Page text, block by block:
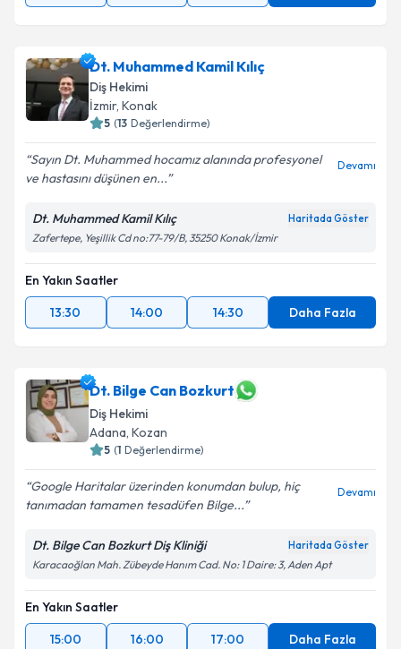
Dt. Muhammed Kamil Kılıç
Diş Hekimi
İzmir, Konak
5 (13 Değerlendirme)
Sayın Dt. Muhammed hocamız alanında profesyonel
ve hastasını düşünen en...
Devamı
Dt. Muhammed Kamil Kılıç Haritada Göster
Zafertepe, Yeşillik Cd no:77-79/B, 35250 Konak/İzmir
En Yakın Saatler
13:30
14:00 14:30 Daha Fazla
Dt. Bilge Can Bozkurt
Diş Hekimi
Adana, Kozan
5 (1 Değerlendirme)
Google Haritalar üzerinden konumdan bulup, hiç
tanımadan tamamen tesadüfen Bilge...
Devamı
Dt. Bilge Can Bozkurt Diş Kliniği Haritada Göster
Karacaoğlan Mah. Zübeyde Hanım Cad. No: 1 Daire: 3, Aden Apt
En Yakın Saatler
15:00
16:00 17:00 Daha Fazla